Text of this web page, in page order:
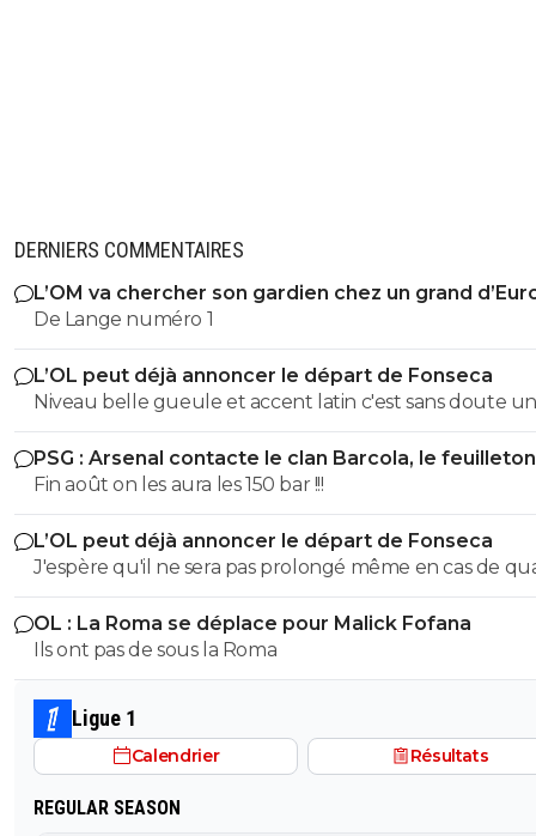
DERNIERS COMMENTAIRES
L’OM va chercher son gardien chez un grand
De Lange numéro 1
L’OL peut déjà annoncer le départ de Fonseca
Niveau belle gueule et accent latin c'est sans doute
meilleurs mais niveau entraîneur si on observe à la
coaching et tous ses choix médiocres à différents
farfelu sans froc est un des pires de l'histoire de l'OL.
direction qui fonctionne moins à la sympathie et plus à
performance n'aurait jamais reconduit cette brêle qui a
beaucoup de chances d'avoir souvent des bons
performent comme ils peuvent et qui lui permettent
cacher une grande partie de sa médiocrité.
PSG : Arsenal contacte le clan Barcola, le feuilleton
relancé
Fin août on les aura les 150 bar !!!
L’OL peut déjà annoncer le départ de Fonseca
J'espère qu'il ne sera pas prolongé même en cas de qualif en
C1 cet été.
OL : La Roma se déplace pour Malick Fofana
Ils ont pas de sous la Roma
Ligue 1
Calendrier Résultats
REGULAR SEASON